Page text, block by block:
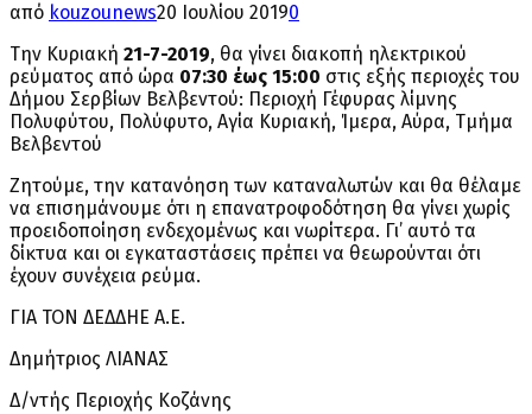
από kouzounews20 Ιουλίου 20190
Την Κυριακή 21-7-2019, θα γίνει διακοπή ηλεκτρικού
ρεύματος από ώρα 07:30 έως 15:00 στις εξής περιοχές του
Δήμου Σερβίων Βελβεντού: Περιοχή Γέφυρας λίμνης
Πολυφύτου, Πολύφυτο, Αγία Κυριακή, Ίμερα, Αύρα, Τμήμα
Βελβεντού
Ζητούμε, την κατανόηση των καταναλωτών και θα θέλαμε
να επισημάνουμε ότι η επανατροφοδότηση θα γίνει χωρίς
προειδοποίηση ενδεχομένως και νωρίτερα. Γι’ αυτό τα
δίκτυα και οι εγκαταστάσεις πρέπει να θεωρούνται ότι
έχουν συνέχεια ρεύμα.
ΓΙΑ ΤΟΝ ΔΕΔΔΗΕ Α.Ε.
Δημήτριος ΛΙΑΝΑΣ
Δ/ντής Περιοχής Κοζάνης